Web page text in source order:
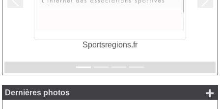
Sportsregions.fr
Précedent
Dernières photos +